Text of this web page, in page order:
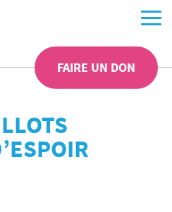
FAIRE UN DON